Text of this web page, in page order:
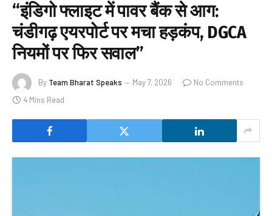
“इंडिगो फ्लाइट में पावर बैंक से आग:
चंडीगढ़ एयरपोर्ट पर मचा हड़कंप, DGCA
नियमों पर फिर सवाल”
By Team Bharat Speaks May 7, 2026
No Comments
4 Mins Read